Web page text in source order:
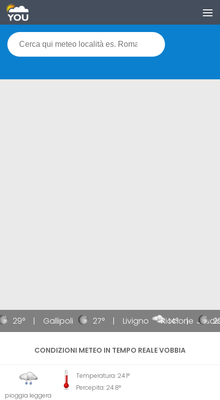
29° Gallipoli 27° Livigno 14° Jesolo
Riccione
CONDIZIONI METEO IN TEMPO REALE VOBBIA
pioggia leggera
Temperatura: 24.1°
Percepita: 24.8°